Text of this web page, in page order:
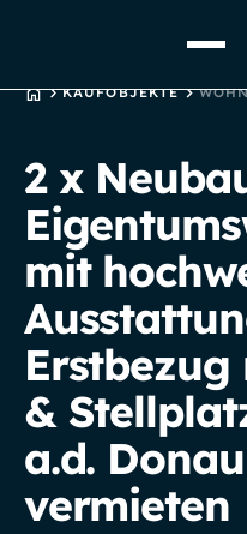
STARTSEITE
KAUFOBJEKTE
2 x
mit
&
a.d.
vermieten